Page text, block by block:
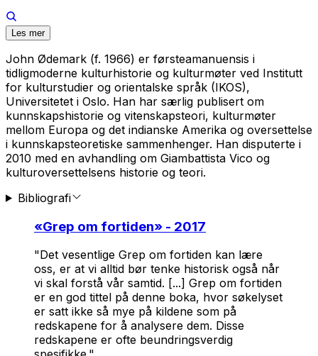
Les mer
John Ødemark (f. 1966) er førsteamanuensis i
tidligmoderne kulturhistorie og kulturmøter ved Institutt
for kulturstudier og orientalske språk (IKOS),
Universitetet i Oslo. Han har særlig publisert om
kunnskapshistorie og vitenskapsteori, kulturmøter
mellom Europa og det indianske Amerika og oversettelse
i kunnskapsteoretiske sammenhenger. Han disputerte i
2010 med en avhandling om Giambattista Vico og
kulturoversettelsens historie og teori.
Bibliografi
«Grep om fortiden» - 2017
"Det vesentlige Grep om fortiden kan lære
oss, er at vi alltid bør tenke historisk også når
vi skal forstå vår samtid. [...] Grep om fortiden
er en god tittel på denne boka, hvor søkelyset
er satt ikke så mye på kildene som på
redskapene for å analysere dem. Disse
redskapene er ofte beundringsverdig